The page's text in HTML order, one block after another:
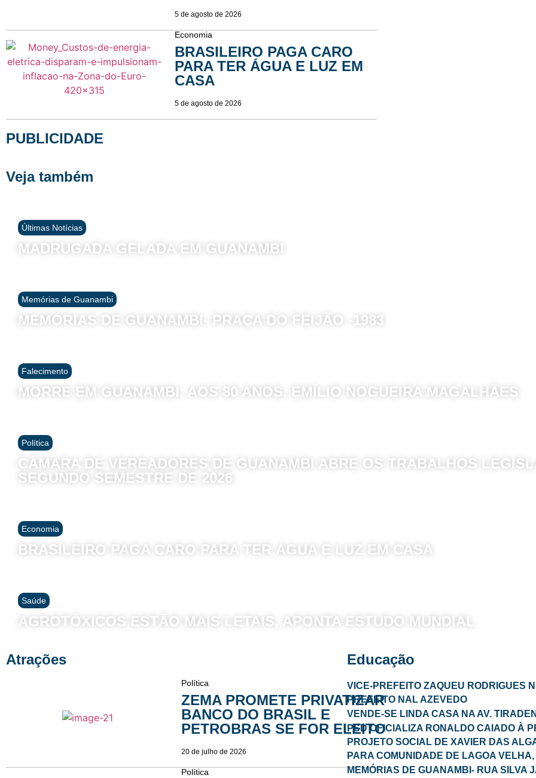
5 de agosto de 2026
Economia
BRASILEIRO PAGA CARO
PARA TER ÁGUA E LUZ EM
CASA
5 de agosto de 2026
PUBLICIDADE
Veja também
Últimas Notícias
MADRUGADA GELADA EM GUANAMBI
Memórias de Guanambi
MEMÓRIAS DE GUANAMBI- PRAÇA DO FEIJÃO -1983
Falecimento
MORRE EM GUANAMBI, AOS 80 ANOS, EMÍLIO NOGUEIRA MAGALHÃES
Política
CÂMARA DE VEREADORES DE GUANAMBI ABRE OS TRABALHOS
SEGUNDO SEMESTRE DE 2026
Economia
BRASILEIRO PAGA CARO PARA TER ÁGUA E LUZ EM CASA
Saúde
AGROTÓXICOS ESTÃO MAIS LETAIS, APONTA ESTUDO MUNDIAL
Atrações
Política
ZEMA PROMETE PRIVATIZAR
BANCO DO BRASIL E
PETROBRAS SE FOR ELEITO
20 de julho de 2026
Política
Educação
VICE-PREFEITO ZAQUEU RODRIGUES
PREFEITO NAL AZEVEDO
VENDE-SE LINDA CASA NA AV.
PSD OFICIALIZA RONALDO CAIADO À
PROJETO SOCIAL DE XAVIER DAS
PARA COMUNIDADE DE LAGOA VELHA,
MEMÓRIAS DE GUANAMBI- RUA SILVA